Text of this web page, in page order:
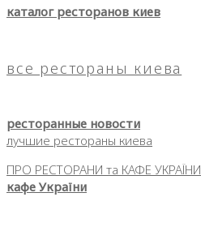
каталог ресторанов киев
все рестораны киева
ресторанные новости
лучшие рестораны киева
ПРО РЕСТОРАНИ та КАФЕ УКРАЇНИ
кафе України